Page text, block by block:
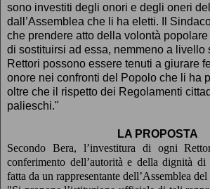
sono investiti degli onori e degli oneri
dall’Assemblea che li ha eletti. Il
che prendere atto della volontà
di sostituirsi ad essa, nemmeno a livello
Rettori possono essere tenuti a giurare
onore nei confronti del Popolo che li ha
oltre che il rispetto dei Regolamenti
palieschi."
LA PROPOSTA
Secondo Bera, l’investitura di ogni
conferimento dell’autorità e della dignità di
fatta da un rappresentante dell’Assemblea